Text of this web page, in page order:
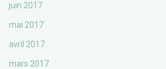
juin 2017
mai 2017
avril 2017
mars 2017